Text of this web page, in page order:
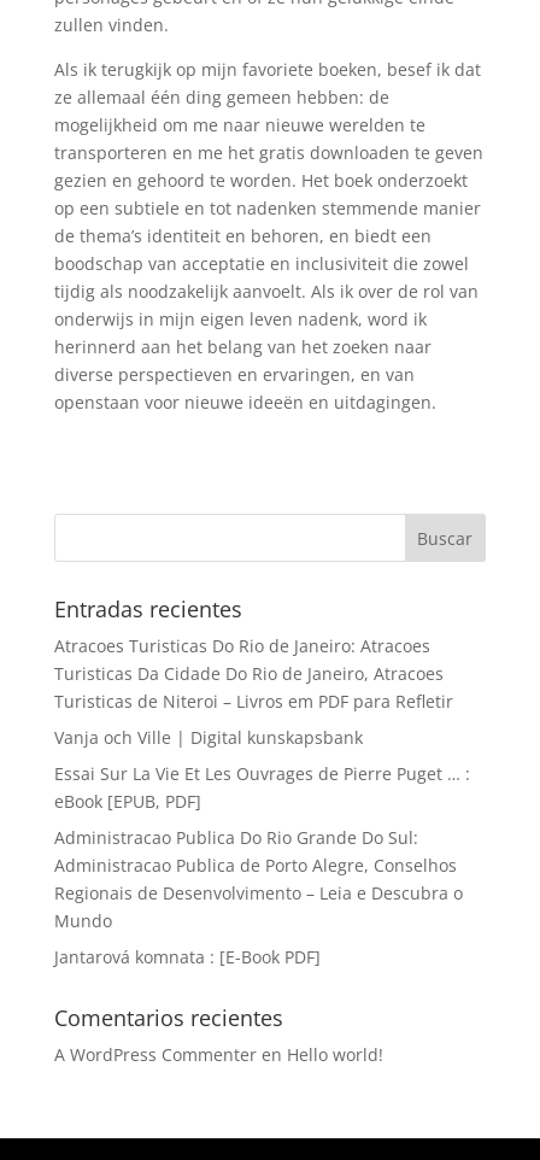
zullen vinden.
Als ik terugkijk op mijn favoriete boeken, besef ik dat
ze allemaal één ding gemeen hebben: de
mogelijkheid om me naar nieuwe werelden te
transporteren en me het gratis downloaden te geven
gezien en gehoord te worden. Het boek onderzoekt
op een subtiele en tot nadenken stemmende manier
de thema’s identiteit en behoren, en biedt een
boodschap van acceptatie en inclusiviteit die zowel
tijdig als noodzakelijk aanvoelt. Als ik over de rol van
onderwijs in mijn eigen leven nadenk, word ik
herinnerd aan het belang van het zoeken naar
diverse perspectieven en ervaringen, en van
openstaan voor nieuwe ideeën en uitdagingen.
Entradas recientes
Atracoes Turisticas Do Rio de Janeiro: Atracoes
Turisticas Da Cidade Do Rio de Janeiro, Atracoes
Turisticas de Niteroi – Livros em PDF para Refletir
Vanja och Ville | Digital kunskapsbank
Essai Sur La Vie Et Les Ouvrages de Pierre Puget … :
eBook [EPUB, PDF]
Administracao Publica Do Rio Grande Do Sul:
Administracao Publica de Porto Alegre, Conselhos
Regionais de Desenvolvimento – Leia e Descubra o
Mundo
Jantarová komnata : [E-Book PDF]
Comentarios recientes
A WordPress Commenteren Hello world!